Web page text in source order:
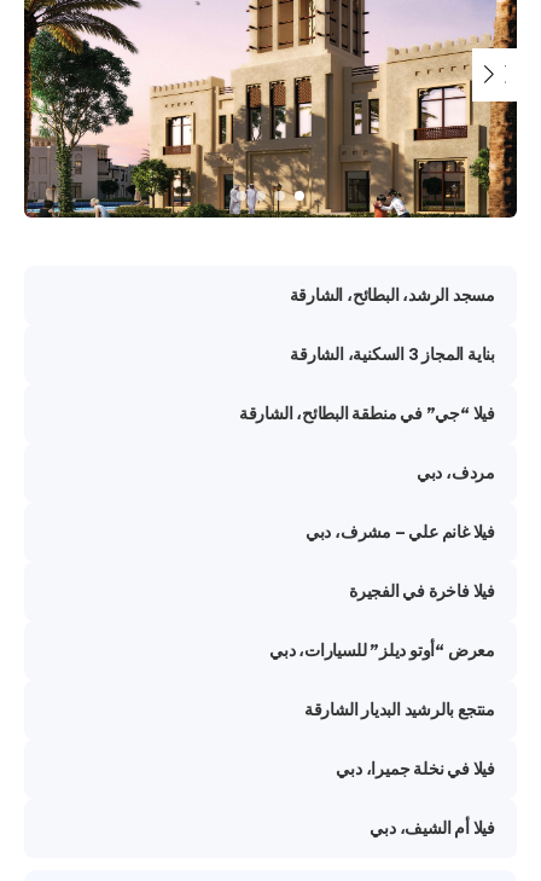
البطائح، الشارقة
“جي” في منطقة البطائح، الشارقة
دبي
غانم علي – مشرف، دبي
في الفجيرة
“أوتو ديلز” للسيارات، دبي
بالرشيد البديار الشارقة
نخلة جميرا، دبي
الشيف، دبي